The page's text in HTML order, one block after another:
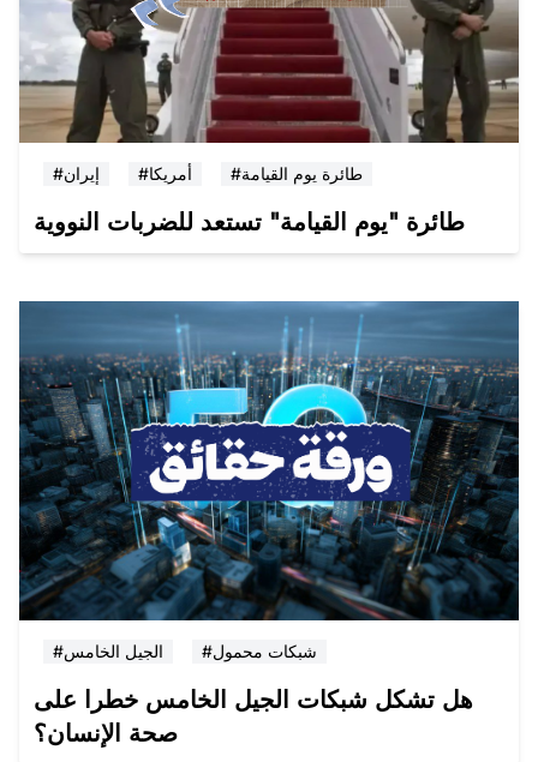
#إيران #أمريكا #طائرة يوم القيامة
طائرة "يوم القيامة" تستعد للضربات النووية
#الجيل الخامس #شبكات محمول
هل تشكل شبكات الجيل الخامس خطرا على
صحة الإنسان؟